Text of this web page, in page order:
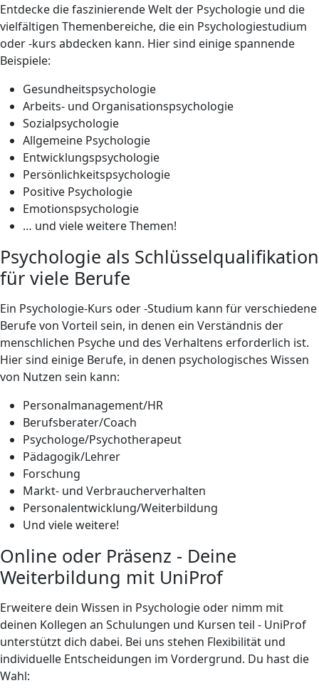
Entdecke die faszinierende Welt der Psychologie und die
vielfältigen Themenbereiche, die ein Psychologiestudium
oder -kurs abdecken kann. Hier sind einige spannende
Beispiele:
Gesundheitspsychologie
Arbeits- und Organisationspsychologie
Sozialpsychologie
Allgemeine Psychologie
Entwicklungspsychologie
Persönlichkeitspsychologie
Positive Psychologie
Emotionspsychologie
… und viele weitere Themen!
Psychologie als Schlüsselqualifikation
für viele Berufe
Ein Psychologie-Kurs oder -Studium kann für verschiedene
Berufe von Vorteil sein, in denen ein Verständnis der
menschlichen Psyche und des Verhaltens erforderlich ist.
Hier sind einige Berufe, in denen psychologisches Wissen
von Nutzen sein kann:
Personalmanagement/HR
Berufsberater/Coach
Psychologe/Psychotherapeut
Pädagogik/Lehrer
Forschung
Markt- und Verbraucherverhalten
Personalentwicklung/Weiterbildung
Und viele weitere!
Online oder Präsenz - Deine
Weiterbildung mit UniProf
Erweitere dein Wissen in Psychologie oder nimm mit
deinen Kollegen an Schulungen und Kursen teil - UniProf
unterstützt dich dabei. Bei uns stehen Flexibilität und
individuelle Entscheidungen im Vordergrund. Du hast die
Wahl: